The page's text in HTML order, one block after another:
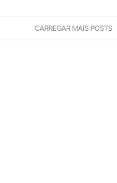
CARREGAR MAIS POSTS